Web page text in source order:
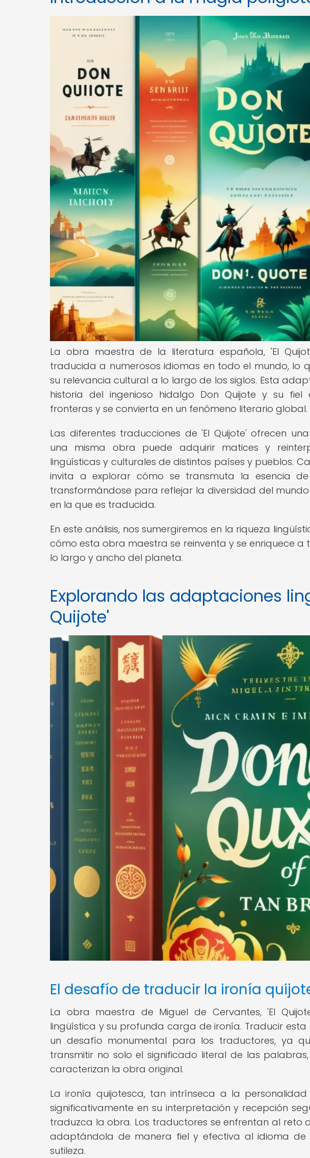
La obra maestra de la literatura española, 'El
traducida a numerosos idiomas en todo el mundo, lo
su relevancia cultural a lo largo de los siglos. Esta
historia del ingenioso hidalgo Don Quijote y su fiel
fronteras y se convierta en un fenómeno literario global.
Las diferentes traducciones de 'El Quijote' ofrecen
una misma obra puede adquirir matices y
lingüísticas y culturales de distintos países y pueblos.
invita a explorar cómo se transmuta la esencia
transformándose para reflejar la diversidad del
en la que es traducida.
En este análisis, nos sumergiremos en la riqueza
cómo esta obra maestra se reinventa y se enriquece a
lo largo y ancho del planeta.
Explorando las adaptaciones
Quijote'
El desafío de traducir la ironía
La obra maestra de Miguel de Cervantes, 'El
lingüística y su profunda carga de ironía. Traducir
un desafío monumental para los traductores, ya
transmitir no solo el significado literal de las
caracterizan la obra original.
La ironía quijotesca, tan intrínseca a la
significativamente en su interpretación y recepción
traduzca la obra. Los traductores se enfrentan al reto
adaptándola de manera fiel y efectiva al idioma de
sutileza.